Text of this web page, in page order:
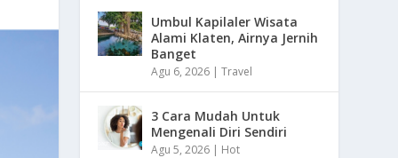
Umbul Kapilaler Wisata
Alami Klaten, Airnya Jernih
Banget
Agu 6, 2026 |Travel
3 Cara Mudah Untuk
Mengenali Diri Sendiri
Agu 5, 2026 | Hot